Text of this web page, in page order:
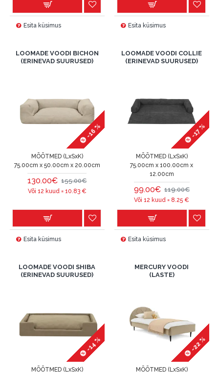
Esita küsimus Esita küsimus
LOOMADE VOODI BICHON
(ERINEVAD SUURUSED)
-16 %
MÕÕTMED (LxSxK)
75.00cm x 50.00cm x 20.00cm
130.00€ 155.00€
Või 12 kuud = 10.83€
Esita küsimus
LOOMADE VOODI COLLIE
(ERINEVAD SUURUSED)
-17 %
MÕÕTMED (LxSxK)
75.00cm x 100.00cm x
12.00cm
99.00€ 119.00€
Või 12 kuud = 8.25 €
Esita küsimus
LOOMADE VOODI SHIBA
(ERINEVAD SUURUSED)
-14 %
MÕÕTMED (LxSxK)
MERCURY VOODI
(LASTE)
-22 %
MÕÕTMED (LxSxK)